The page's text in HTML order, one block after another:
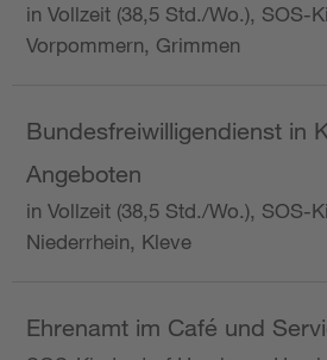
in Vollzeit (38,5 Std./Wo.), SOS-
Vorpommern, Grimmen
Bundesfreiwilligendienst in
Angeboten
in Vollzeit (38,5 Std./Wo.), SOS-
Niederrhein, Kleve
Ehrenamt im Café und